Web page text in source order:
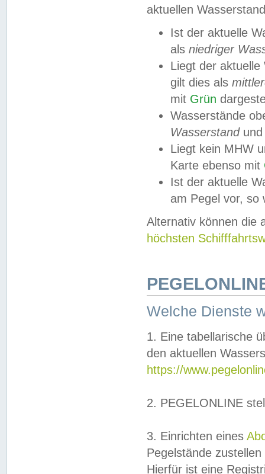
aktuellen
Ist der aktuelle
als niedriger
Liegt der
gilt dies als
mit Grün
Wasserstände
Wasserstandund
Liegt kein MHW
Karte ebenso mit
Ist der aktuelle
am Pegel vor,
Alternativ können die
höchsten
Welche Dienste
1. Eine tabellarische
den aktuellen
https://
2. PEGELONLINE
3. Einrichten eines
Pegelstände
Hierfür ist eine